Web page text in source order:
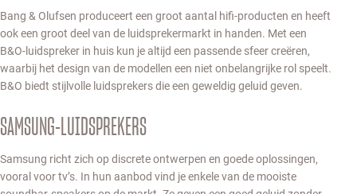
Bang & Olufsen produceert een groot aantal hifi-producten en heeft
ook een groot deel van de luidsprekermarkt in handen. Met een
B&O-luidspreker in huis kun je altijd een passende sfeer creëren,
waarbij het design van de modellen een niet onbelangrijke rol speelt.
B&O biedt stijlvolle luidsprekers die een geweldig geluid geven.
SAMSUNG-LUIDSPREKERS
Samsung richt zich op discrete ontwerpen en goede oplossingen,
vooral voor tv’s. In hun aanbod vind je enkele van de mooiste